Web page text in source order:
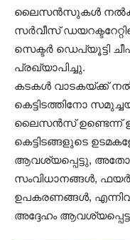
ലൈസൻസുകൾ
സർവീസ്
സെക്ടർ ഡെപ്യൂട്ടി
പ്രഖ്യാപിച്ചു.
കടകൾ വാടകയ്ക്ക്
കെട്ടിടത്തിനോ
ലൈസൻസ് ഉണ്ടെന്ന്
കെട്ടിടങ്ങളുടെ
ആവശ്യപ്പെട്ടു,
സംവിധാനങ്ങൾ, ഫയർ
ഉപകരണങ്ങൾ,
അദ്ദേഹം